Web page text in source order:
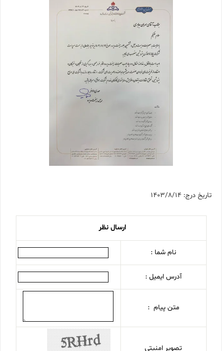
تاریخ درج: 1403/8/14
ارسال نظر
نام شما :
آدرس ایمیل :
متن پیام :
تصویر امنیتی